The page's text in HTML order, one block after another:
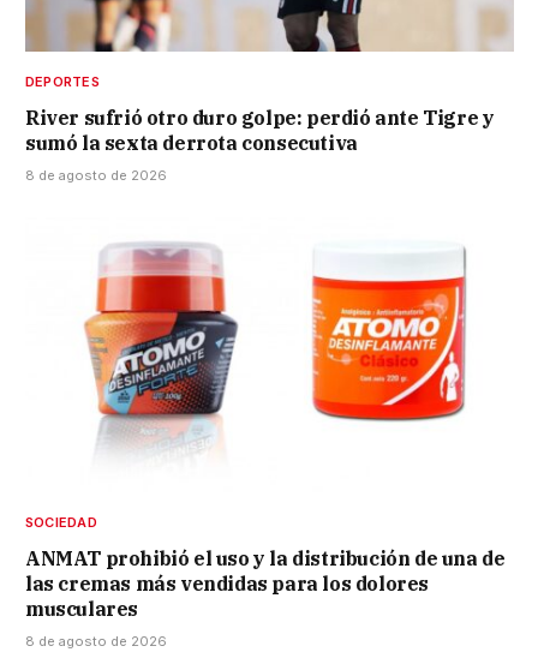
DEPORTES
River sufrió otro duro golpe: perdió ante Tigre y
sumó la sexta derrota consecutiva
8 de agosto de 2026
SOCIEDAD
ANMAT prohibió el uso y la distribución de una de
las cremas más vendidas para los dolores
musculares
8 de agosto de 2026